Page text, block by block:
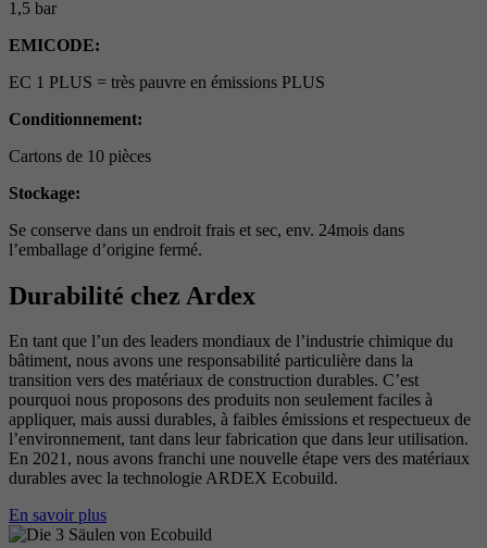
1,5 bar
EMICODE:
EC 1 PLUS = très pauvre en émissions PLUS
Conditionnement:
Cartons de 10 pièces
Stockage:
Se conserve dans un endroit frais et sec, env. 24mois dans
l’emballage d’origine fermé.
Durabilité chez Ardex
En tant que l’un des leaders mondiaux de l’industrie chimique du
bâtiment, nous avons une responsabilité particulière dans la
transition vers des matériaux de construction durables. C’est
pourquoi nous proposons des produits non seulement faciles à
appliquer, mais aussi durables, à faibles émissions et respectueux de
l’environnement, tant dans leur fabrication que dans leur utilisation.
En 2021, nous avons franchi une nouvelle étape vers des matériaux
durables avec la technologie ARDEX Ecobuild.
En savoir plus